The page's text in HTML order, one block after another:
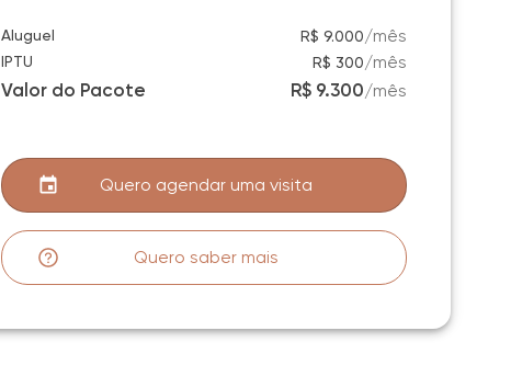
Aluguel R$ 9.000/mês
IPTU R$ 300/mês
Valor do Pacote R$ 9.300/mês
Quero agendar uma visita
Quero saber mais